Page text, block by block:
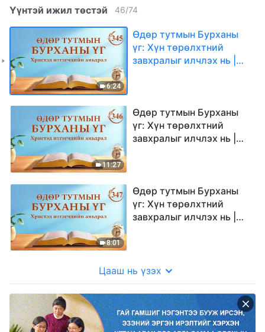
Үүнтэй ижил төстэй 46/74
6:24
Өдөр тутмын Бурханы
үг: Хүн төрөлхтний
завхралыг илчлэх нь |
11:27
Өдөр тутмын Бурханы
үг: Хүн төрөлхтний
завхралыг илчлэх нь |
8:01
Өдөр тутмын Бурханы
үг: Хүн төрөлхтний
завхралыг илчлэх нь |
Цааш нь үзэх